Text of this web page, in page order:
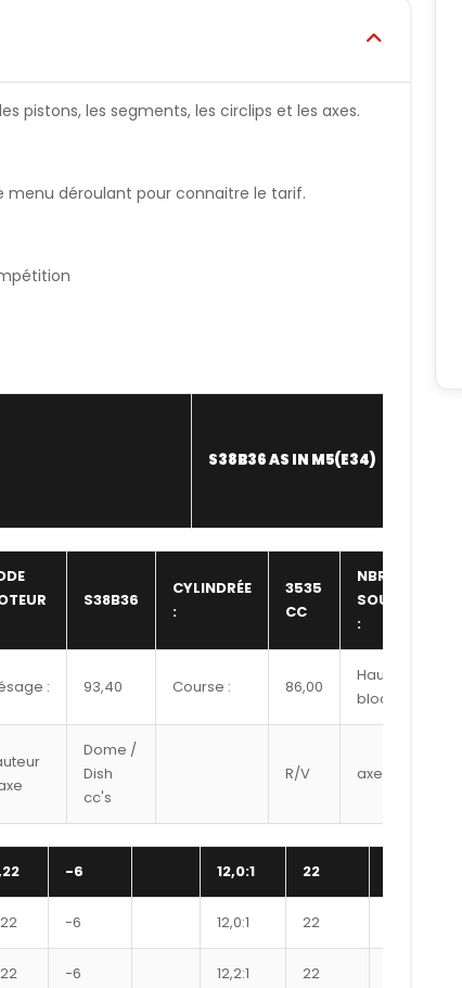
pistons, les segments, les circlips et les axes.
menu déroulant pour connaitre le tarif.
S38B36 AS IN M5(E34)
S38B36
CYLINDRÉE
:
3535
CC
NBR
SOUPAPE
:
: 93,40 Course : 86,00
Hauteur
bloc :
Dome /
Dish
cc's
R/V axe
-6 12,0:1 22
-6 12,0:1 22
-6 12,2:1 22